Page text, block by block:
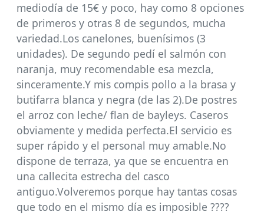
mediodía de 15€ y poco, hay como 8 opciones
de primeros y otras 8 de segundos, mucha
variedad.Los canelones, buenísimos (3
unidades). De segundo pedí el salmón con
naranja, muy recomendable esa mezcla,
sinceramente.Y mis compis pollo a la brasa y
butifarra blanca y negra (de las 2).De postres
el arroz con leche/ flan de bayleys. Caseros
obviamente y medida perfecta.El servicio es
super rápido y el personal muy amable.No
dispone de terraza, ya que se encuentra en
una callecita estrecha del casco
antiguo.Volveremos porque hay tantas cosas
que todo en el mismo día es imposible ????